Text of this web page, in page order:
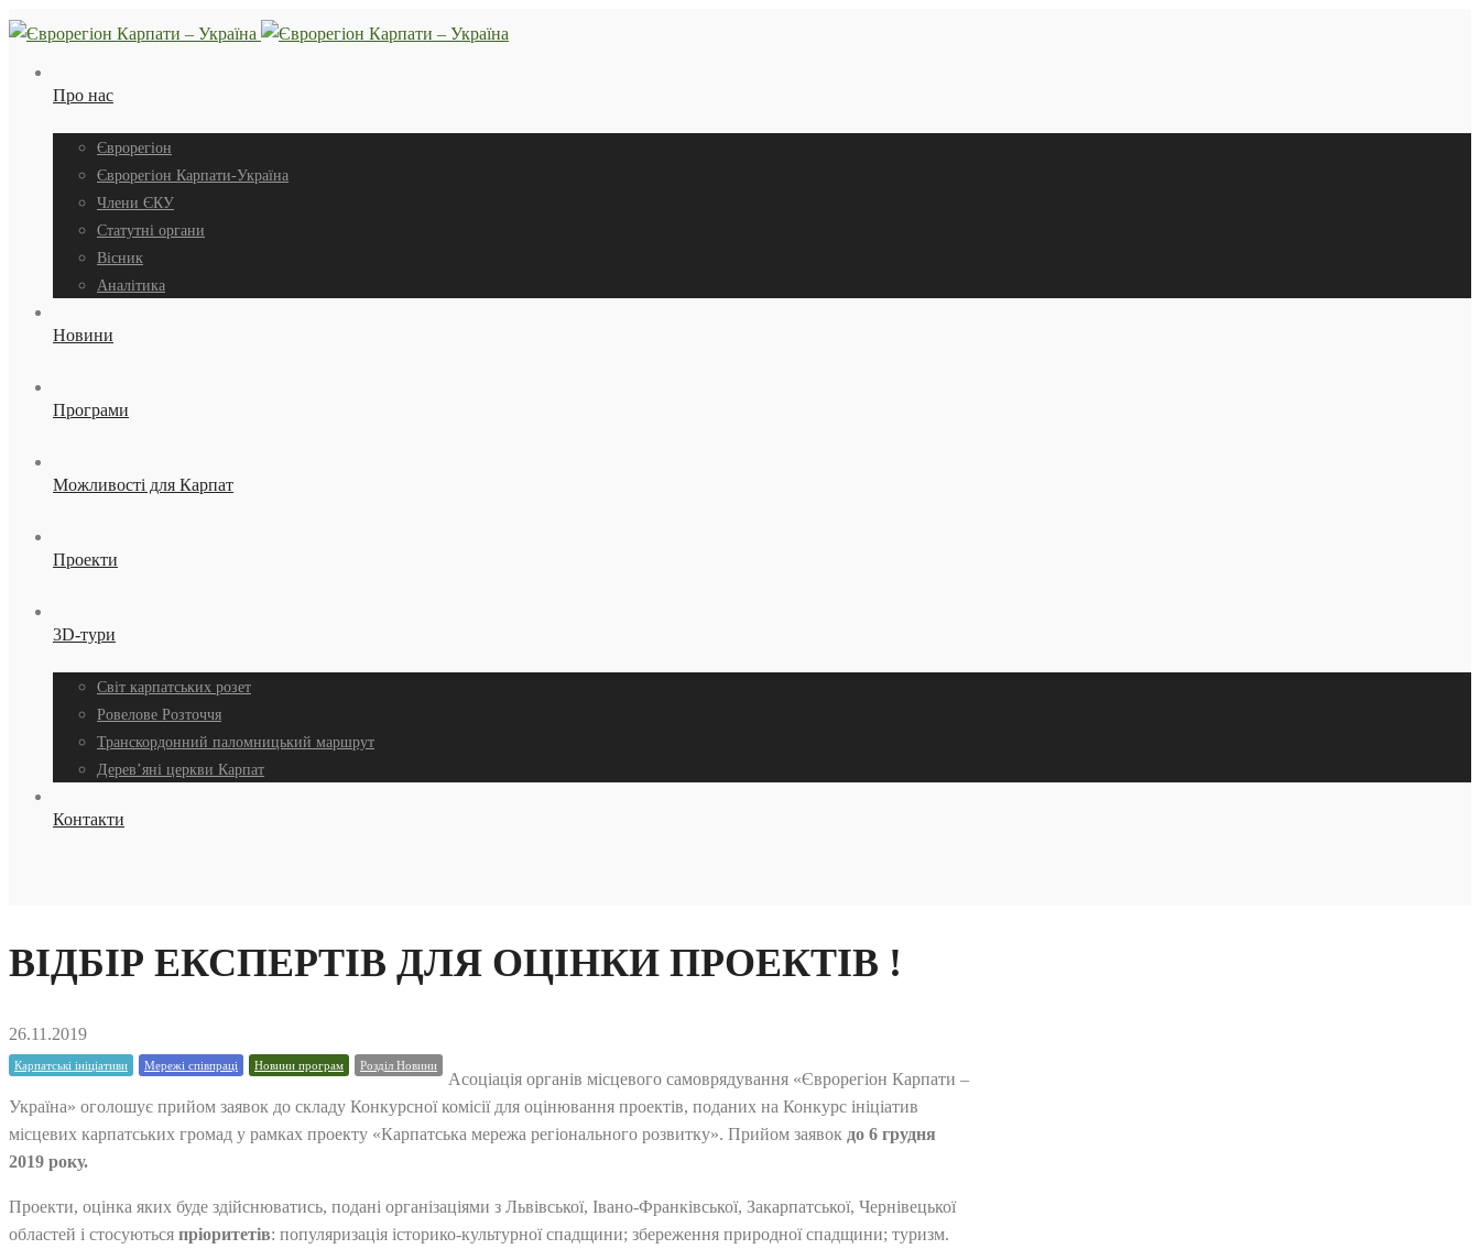
Про нас
Єврорегіон
Єврорегіон Карпати-Україна
Члени ЄКУ
Статутні органи
Вісник
Аналітика
Новини
Програми
Можливості для Карпат
Проекти
3D-тури
Світ карпатських розет
Ровелове Розточчя
Транскордонний паломницький маршрут
Дерев’яні церкви Карпат
Контакти
ВІДБІР ЕКСПЕРТІВ ДЛЯ ОЦІНКИ ПРОЕКТІВ !
26.11.2019
Карпатські ініціативи Мережі співпраці Новини програм Розділ Новини
Асоціація органів місцевого самоврядування «Єврорегіон Карпати –
Україна» оголошує прийом заявок до складу Конкурсної комісії для оцінювання проектів, поданих на Конкурс ініціатив
місцевих карпатських громад у рамках проекту «Карпатська мережа регіонального розвитку». Прийом заявок до 6 грудня
2019 року.
Проекти, оцінка яких буде здійснюватись, подані організаціями з Львівської, Івано-Франківської, Закарпатської, Чернівецької
областей і стосуються пріоритетів: популяризація історико-культурної спадщини; збереження природної спадщини; туризм.